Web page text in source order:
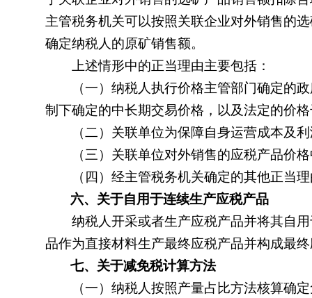
主管税务机关可以按照关联企业对外销售的
确定纳税人的原矿销售额。
上述情形中的正当理由主要包括：
（一）纳税人执行价格主管部门确定的政
制下确定的中长期交易价格，以及法定的价
（二）关联单位为保障自身运营成本及利
（三）关联单位对外销售的应税产品价格
（四）经主管税务机关确定的其他正当理
六、关于自用于连续生产应税产品
纳税人开采或者生产应税产品并将其自用
品作为直接材料生产最终应税产品并构成最
七、关于减免税计算方法
（一）纳税人按照产量占比方法核算确定